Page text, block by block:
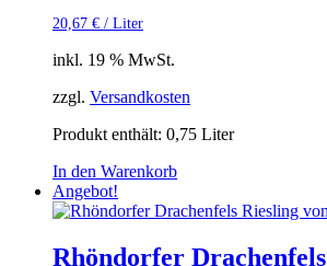
20,67 € / Liter
inkl. 19 % MwSt.
zzgl. Versandkosten
Produkt enthält: 0,75 Liter
In den Warenkorb
Angebot!
Rhöndorfer